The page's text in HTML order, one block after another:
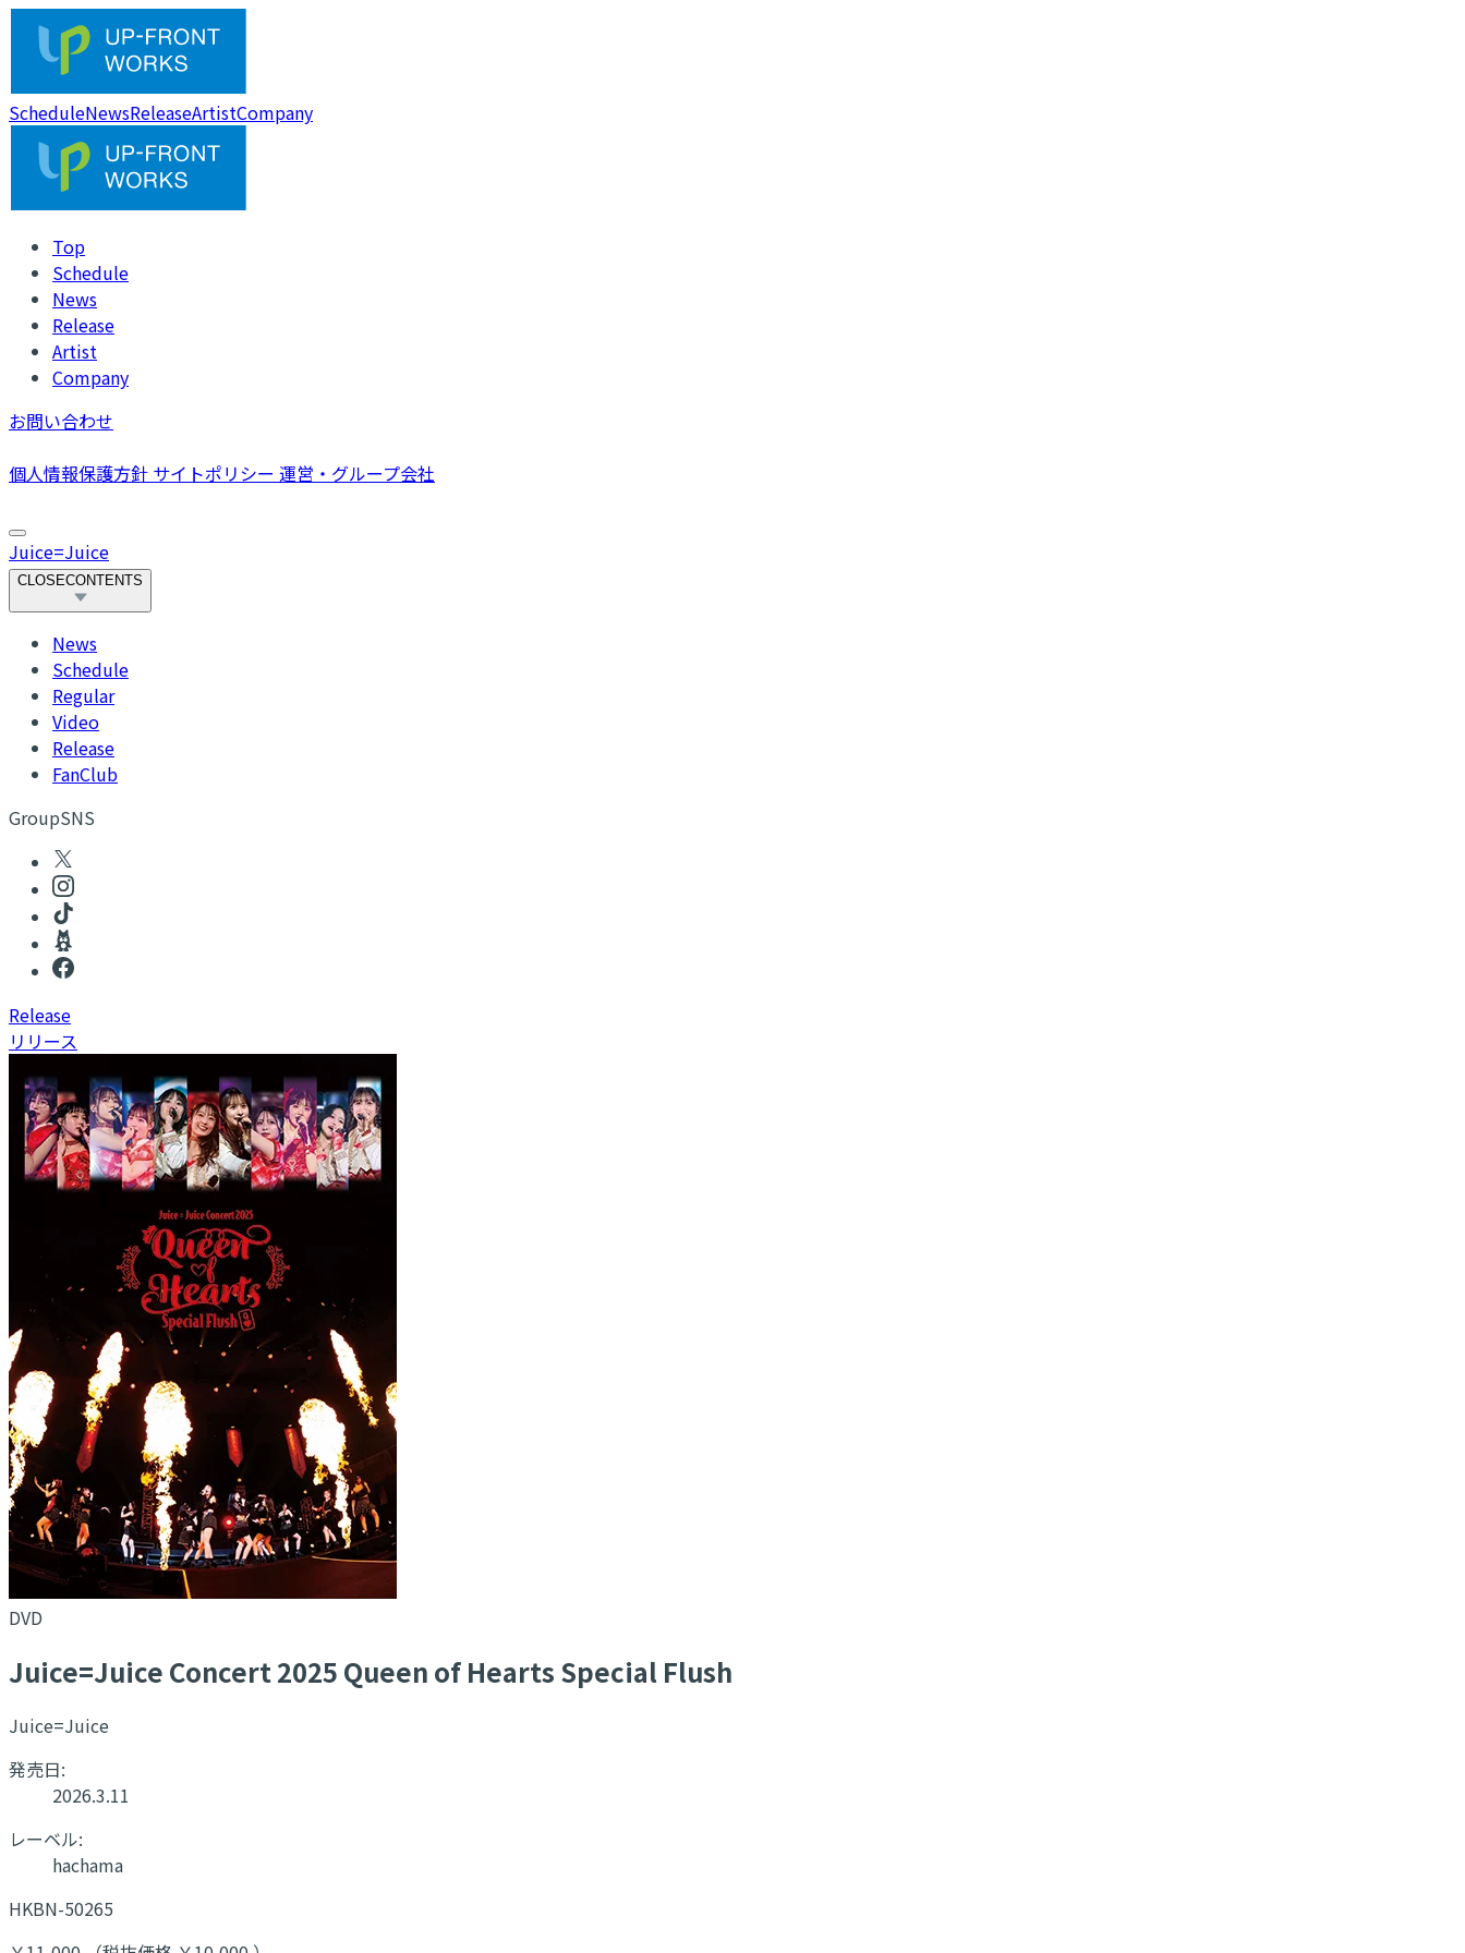
ScheduleNewsReleaseArtistCompany
Top
Schedule
News
Release
Artist
Company
お問い合わせ
個人情報保護方針 サイトポリシー 運営・グループ会社
Juice=Juice
CLOSECONTENTS
News
Schedule
Regular
Video
Release
FanClub
GroupSNS
Release
リリース
DVD
Juice=Juice Concert 2025 Queen of Hearts Special Flush
Juice=Juice
発売日:
2026.3.11
レーベル:
hachama
HKBN-50265